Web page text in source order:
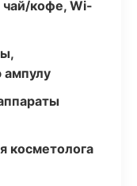
кофе, Wi-
косметолога